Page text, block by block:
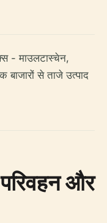
- माउलटास्चेन,
बाजारों से ताजे उत्पाद
और